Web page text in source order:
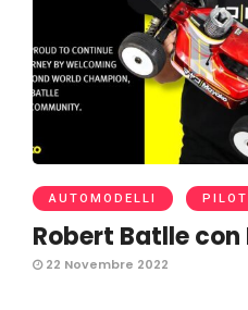
AUTOMODELLI
Robert Batlle
22 Novembre 2022